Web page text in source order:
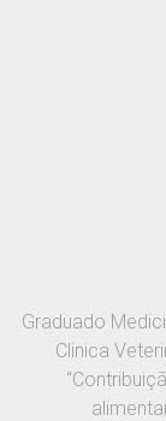
Graduado
Clinica